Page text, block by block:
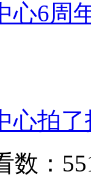
心6周
心拍
数：